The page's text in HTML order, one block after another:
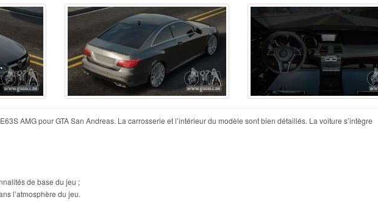
AMG pour GTA San Andreas. La carrosserie et l’intérieur du modèle sont bien détaillés. La voiture s’intègre
de base du jeu ;
l’atmosphère du jeu.